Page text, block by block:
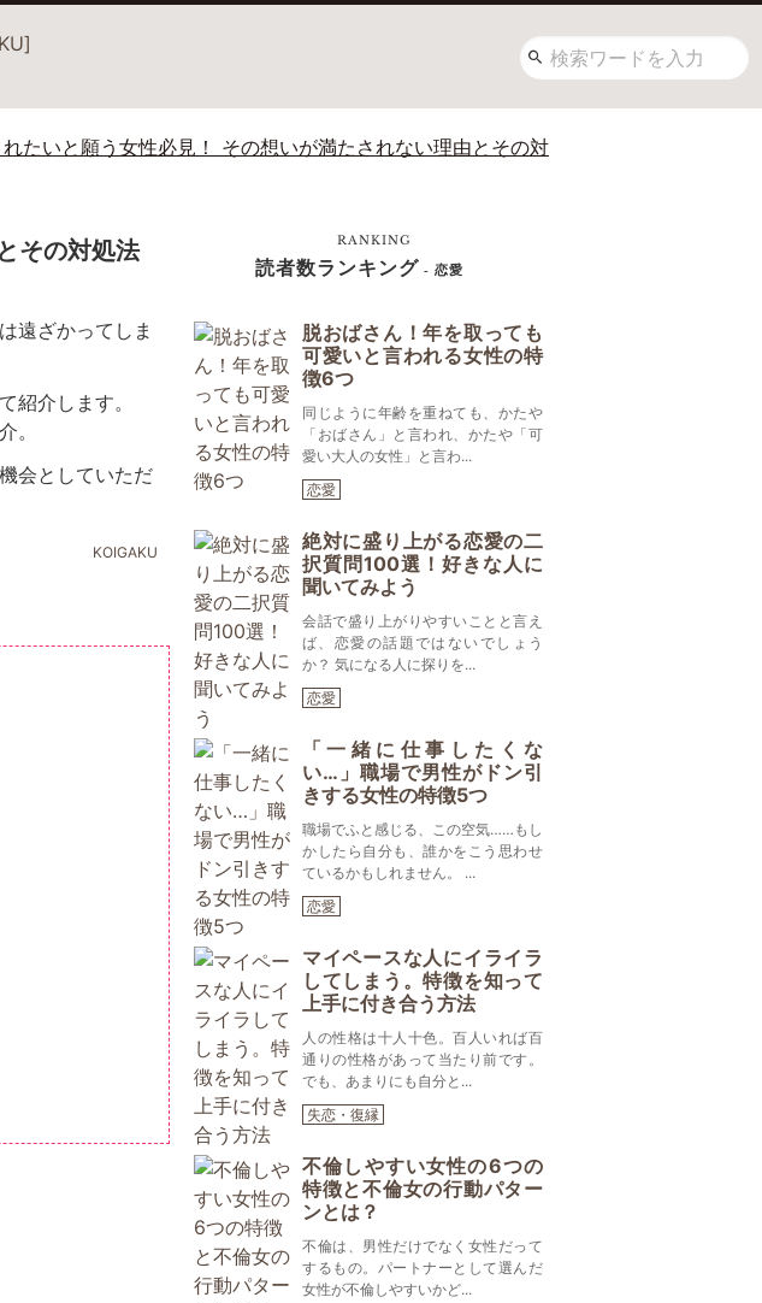
たいと願う女性必見！ その想いが満たされない理由とその対
その対処法
遠ざかってしま
紹介します。
。
会としていただ
KOIGAKU
RANKING
読者数ランキング - 恋愛
脱おばさん！年を取っても
可愛いと言われる女性の特
徴6つ
同じように年齢を重ねても、かたや
「おばさん」と言われ、かたや「可
愛い大人の女性」と言わ...
恋愛
絶対に盛り上がる恋愛の二
択質問100選！好きな人に
聞いてみよう
会話で盛り上がりやすいことと言え
ば、恋愛の話題ではないでしょう
か？ 気になる人に探りを...
恋愛
「一緒に仕事したくな
い…」職場で男性がドン引
きする女性の特徴5つ
職場でふと感じる、この空気……もし
かしたら自分も、誰かをこう思わせ
ているかもしれません。 ...
恋愛
マイペースな人にイライラ
してしまう。特徴を知って
上手に付き合う方法
人の性格は十人十色。百人いれば百
通りの性格があって当たり前です。
でも、あまりにも自分と...
失恋・復縁
不倫しやすい女性の6つの
特徴と不倫女の行動パター
ンとは？
不倫は、男性だけでなく女性だって
するもの。パートナーとして選んだ
女性が不倫しやすいかど...